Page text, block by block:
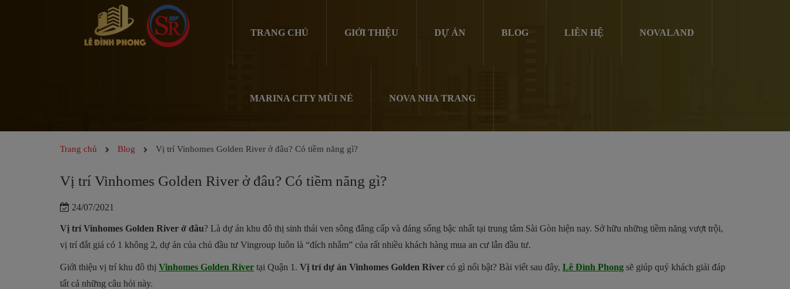
TRANG CHỦ GIỚI THIỆU DỰ ÁN BLOG LIÊN HỆ NOVALAND
MARINA CITY MŨI NÉ NOVA NHA TRANG
Trang chủ Blog Vị trí Vinhomes Golden River ở đâu? Có tiềm năng gì?
Vị trí Vinhomes Golden River ở đâu? Có tiềm năng gì?
24/07/2021
Vị trí Vinhomes Golden River ở đâu? Là dự án khu đô thị sinh thái ven sông đẳng cấp và đáng sống bậc nhất tại trung tâm Sài Gòn hiện nay. Sở hữu những tiềm năng vượt trội,
vị trí đắt giá có 1 không 2, dự án của chủ đầu tư Vingroup luôn là “đích nhắm” của rất nhiều khách hàng mua an cư lẫn đầu tư.
Giới thiệu vị trí khu đô thị Vinhomes Golden River tại Quận 1. Vị trí dự án Vinhomes Golden River có gì nổi bật? Bài viết sau đây, Lê Đình Phong sẽ giúp quý khách giải đáp
tất cả những câu hỏi này.